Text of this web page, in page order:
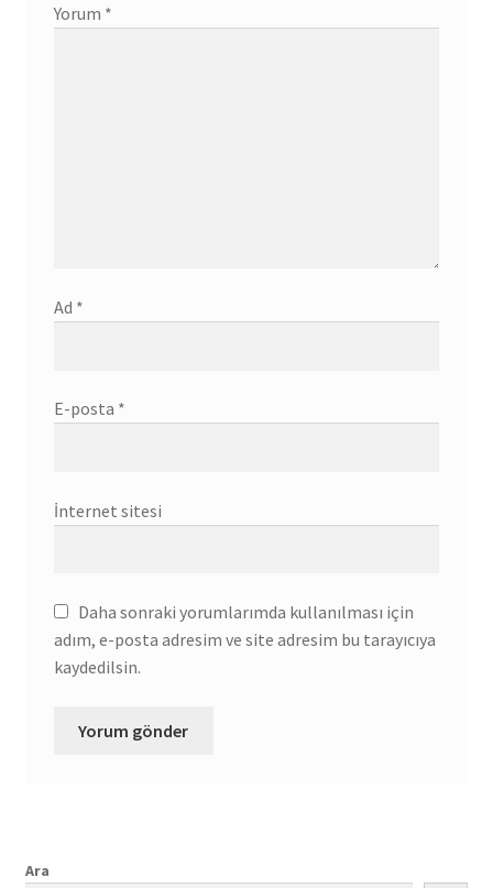
Yorum *
Ad *
E-posta *
İnternet sitesi
Daha sonraki yorumlarımda kullanılması için
adım, e-posta adresim ve site adresim bu tarayıcıya
kaydedilsin.
Ara